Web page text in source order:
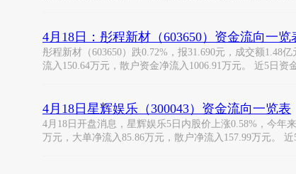
4月18日：彤程新材（603650）资金流向一览
彤程新材（603650）跌0.72%，报31.690元，成交额1.48
流入150.64万元，散户资金净流入1006.91万元。 近5日资
4月18日星辉娱乐（300043）资金流向一览表
4月18日开盘消息，星辉娱乐5日内股价上涨0.58%，今年
万元，大单净流入85.86万元，散户净流入157.99万元。 近